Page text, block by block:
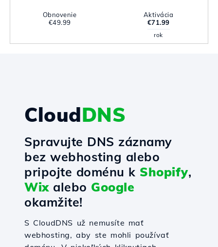
Obnovenie
€49.99
Aktivácia
€71.99
rok
CloudDNS
Spravujte DNS záznamy
bez webhosting alebo
pripojte doménu k Shopify,
Wixalebo Google
okamžite!
S CloudDNS už nemusíte mať
webhosting, aby ste mohli používať